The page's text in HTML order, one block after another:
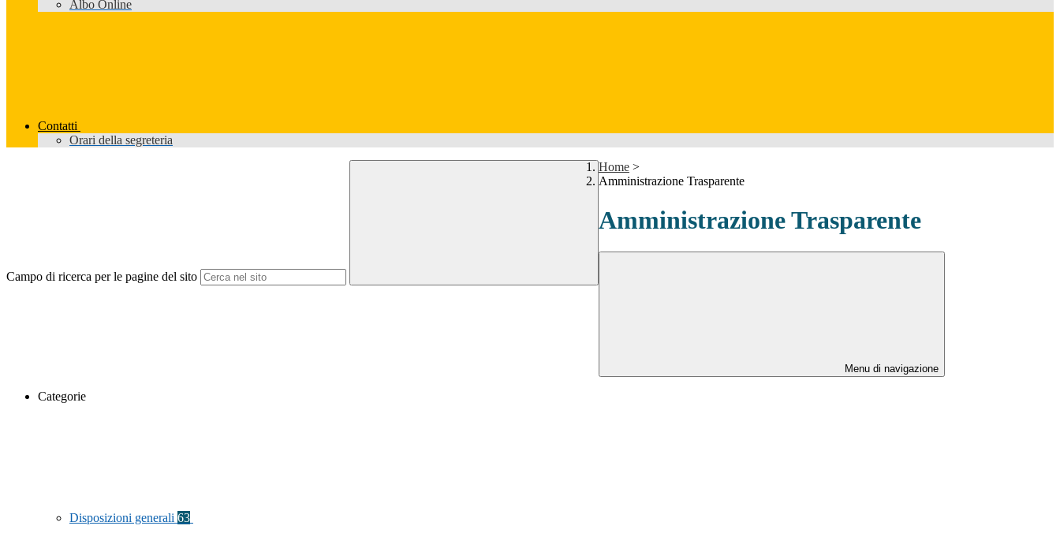
Albo Online
Contatti
Orari della segreteria
Campo di ricerca per le pagine del sito
Home >
Amministrazione Trasparente
Amministrazione Trasparente
Menu di navigazione
Categorie
Disposizioni generali 63